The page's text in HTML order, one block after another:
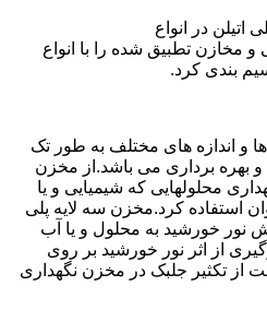
در انواع
مخازن تطبیق شده را با انواع
بندی کرد.
و اندازه های مختلف به طور تک
و بهره برداری می باشد.از مخزن
محلولهایی که شیمیایی و یا
استفاده کرد.مخزن سه لایه پلی
نور خورشید به محلول و یا آب
از اثر نور خورشید بر روی
از تکثیر جلبک در مخزن نگهداری